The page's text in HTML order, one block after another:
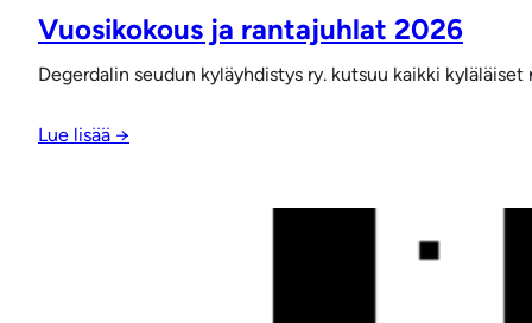
Vuosikokous ja rantajuhlat 2026
Degerdalin seudun kyläyhdistys ry. kutsuu kaikki
Lue lisää →